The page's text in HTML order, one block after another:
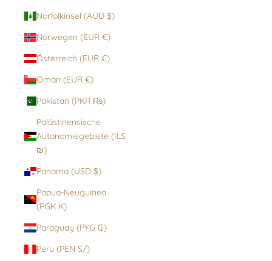
Norfolkinsel (AUD $)
Norwegen (EUR €)
Österreich (EUR €)
Oman (EUR €)
Pakistan (PKR ₨)
Palästinensische
Autonomiegebiete (ILS
₪)
Panama (USD $)
Papua-Neuguinea
(PGK K)
Paraguay (PYG ₲)
Peru (PEN S/)